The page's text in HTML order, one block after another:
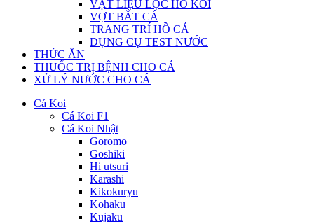
VẬT LIỆU LỌC HỒ KOI
VỢT BẮT CÁ
TRANG TRÍ HỒ CÁ
DỤNG CỤ TEST NƯỚC
THỨC ĂN
THUỐC TRỊ BỆNH CHO CÁ
XỬ LÝ NƯỚC CHO CÁ
Cá Koi
Cá Koi F1
Cá Koi Nhật
Goromo
Goshiki
Hi utsuri
Karashi
Kikokuryu
Kohaku
Kujaku